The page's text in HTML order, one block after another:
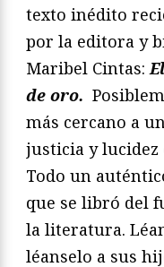
texto inédito
por la editora y
Maribel Cintas:
de oro.
más cercano a
justicia y lucidez
Todo un
que se libró del
la literatura.
léanselo a sus